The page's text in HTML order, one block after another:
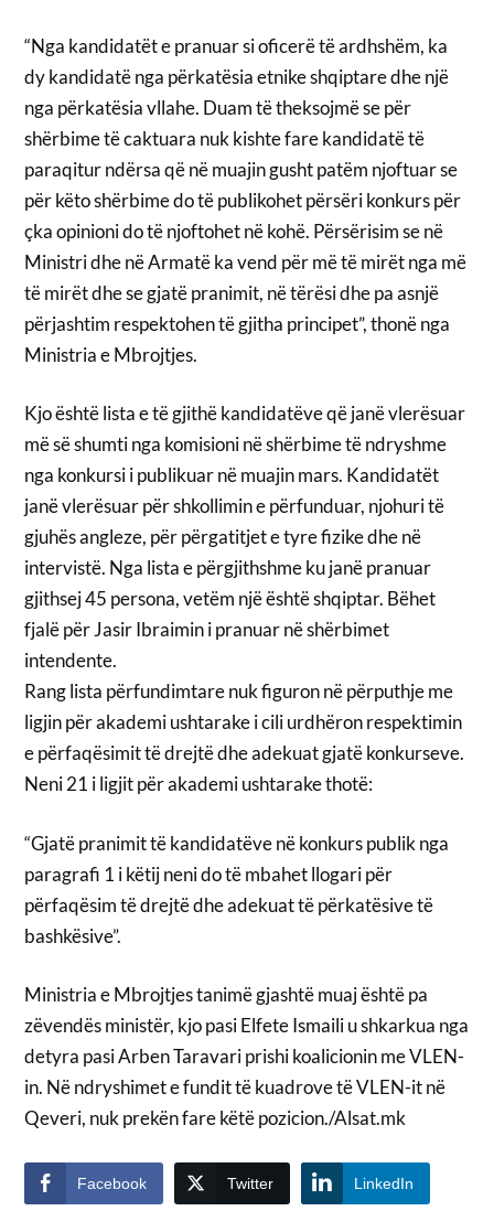
“Nga kandidatët e pranuar si oficerë të ardhshëm, ka
dy kandidatë nga përkatësia etnike shqiptare dhe një
nga përkatësia vllahe. Duam të theksojmë se për
shërbime të caktuara nuk kishte fare kandidatë të
paraqitur ndërsa që në muajin gusht patëm njoftuar se
për këto shërbime do të publikohet përsëri konkurs për
çka opinioni do të njoftohet në kohë. Përsërisim se në
Ministri dhe në Armatë ka vend për më të mirët nga më
të mirët dhe se gjatë pranimit, në tërësi dhe pa asnjë
përjashtim respektohen të gjitha principet”, thonë nga
Ministria e Mbrojtjes.
Kjo është lista e të gjithë kandidatëve që janë vlerësuar
më së shumti nga komisioni në shërbime të ndryshme
nga konkursi i publikuar në muajin mars. Kandidatët
janë vlerësuar për shkollimin e përfunduar, njohuri të
gjuhës angleze, për përgatitjet e tyre fizike dhe në
intervistë. Nga lista e përgjithshme ku janë pranuar
gjithsej 45 persona, vetëm një është shqiptar. Bëhet
fjalë për Jasir Ibraimin i pranuar në shërbimet
intendente.
Rang lista përfundimtare nuk figuron në përputhje me
ligjin për akademi ushtarake i cili urdhëron respektimin
e përfaqësimit të drejtë dhe adekuat gjatë konkurseve.
Neni 21 i ligjit për akademi ushtarake thotë:
“Gjatë pranimit të kandidatëve në konkurs publik nga
paragrafi 1 i këtij neni do të mbahet llogari për
përfaqësim të drejtë dhe adekuat të përkatësive të
bashkësive”.
Ministria e Mbrojtjes tanimë gjashtë muaj është pa
zëvendës ministër, kjo pasi Elfete Ismaili u shkarkua nga
detyra pasi Arben Taravari prishi koalicionin me VLEN-
in. Në ndryshimet e fundit të kuadrove të VLEN-it në
Qeveri, nuk prekën fare këtë pozicion./Alsat.mk
Facebook Twitter LinkedIn